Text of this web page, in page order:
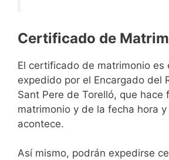
Certificado de
El certificado de matrimonio es
expedido por el Encargado del
Sant Pere de Torelló, que hace
matrimonio y de la fecha hora
acontece.
Así mismo, podrán expedirse